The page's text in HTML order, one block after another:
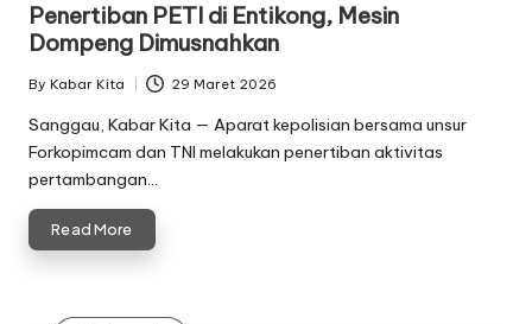
Penertiban PETI di Entikong, Mesin
Dompeng Dimusnahkan
Posted
by
By Kabar Kita 29 Maret 2026
Sanggau, Kabar Kita — Aparat kepolisian bersama unsur
Forkopimcam dan TNI melakukan penertiban aktivitas
pertambangan…
Read More